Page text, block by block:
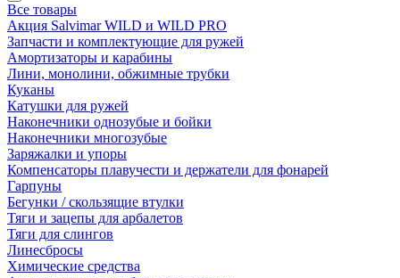
Все товары
Акция Salvimar WILD и WILD PRO
Запчасти и комплектующие для ружей
Амортизаторы и карабины
Лини, монолини, обжимные трубки
Куканы
Катушки для ружей
Наконечники однозубые и бойки
Наконечники многозубые
Заряжалки и упоры
Компенсаторы плавучести и держатели для фонарей
Гарпуны
Бегунки / скользящие втулки
Тяги и зацепы для арбалетов
Тяги для слингов
Линесбросы
Химические средства